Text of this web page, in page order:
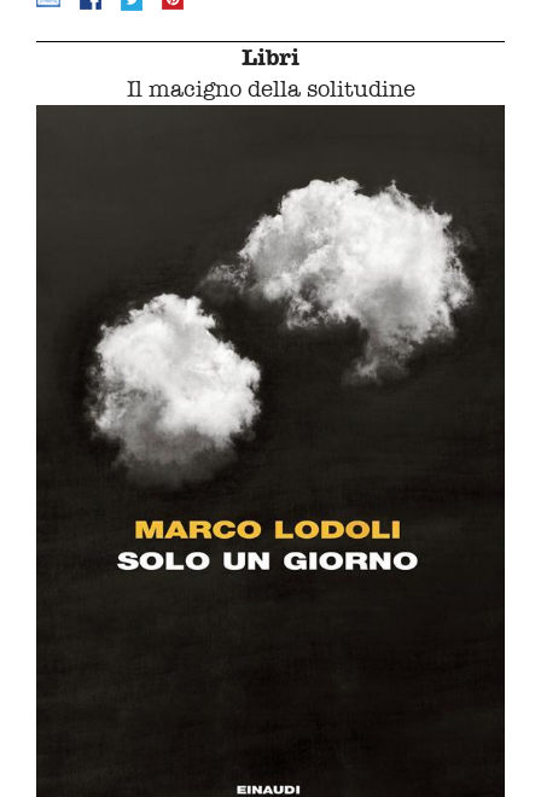
Libri
Il macigno della solitudine